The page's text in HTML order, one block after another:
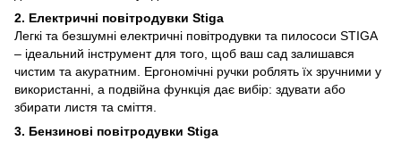
2. Електричні повітродувки Stiga
Легкі та безшумні електричні повітродувки та пилососи STIGA
– ідеальний інструмент для того, щоб ваш сад залишався
чистим та акуратним. Ергономічні ручки роблять їх зручними у
використанні, а подвійна функція дає вибір: здувати або
збирати листя та сміття.
3. Бензинові повітродувки Stiga